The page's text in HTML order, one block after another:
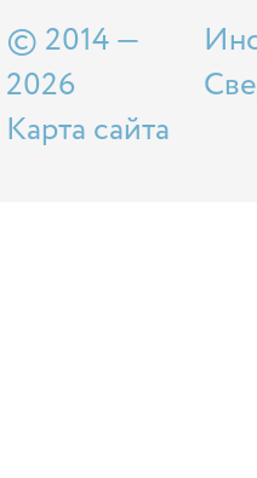
© 2014 —
2026
Карта сайта